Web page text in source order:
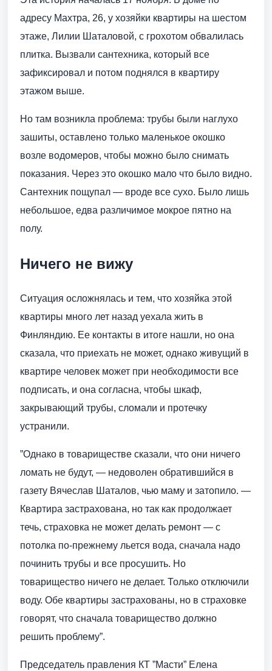
адресу Махтра, 26, у хозяйки квартиры на шестом
этаже, Лилии Шаталовой, с грохотом обвалилась
плитка. Вызвали сантехника, который все
зафиксировал и потом поднялся в квартиру
этажом выше.
Но там возникла проблема: трубы были наглухо
зашиты, оставлено только маленькое окошко
возле водомеров, чтобы можно было снимать
показания. Через это окошко мало что было видно.
Сантехник пощупал — вроде все сухо. Было лишь
небольшое, едва различимое мокрое пятно на
полу.
Ничего не вижу
Ситуация осложнялась и тем, что хозяйка этой
квартиры много лет назад уехала жить в
Финляндию. Ее контакты в итоге нашли, но она
сказала, что приехать не может, однако живущий в
квартире человек может при необходимости все
подписать, и она согласна, чтобы шкаф,
закрывающий трубы, сломали и протечку
устранили.
”Однако в товариществе сказали, что они ничего
ломать не будут, — недоволен обратившийся в
газету Вячеслав Шаталов, чью маму и затопило. —
Квартира застрахована, но так как продолжает
течь, страховка не может делать ремонт — с
потолка по-прежнему льется вода, сначала надо
починить трубы и все просушить. Но
товарищество ничего не делает. Только отключили
воду. Обе квартиры застрахованы, но в страховке
говорят, что сначала товарищество должно
решить проблему”.
Председатель правления КТ ”Масти” Елена